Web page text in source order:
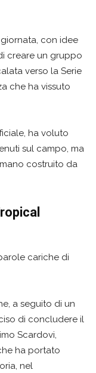
con idee
creare un gruppo
verso la Serie
che ha vissuto
ha voluto
sul campo, ma
costruito da
cariche di
a seguito di un
di concludere il
Scardovi,
ha portato
nel